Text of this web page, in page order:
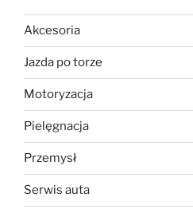
Akcesoria
Jazda po torze
Motoryzacja
Pielęgnacja
Przemysł
Serwis auta